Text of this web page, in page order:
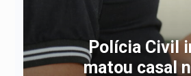
Câmara de
com